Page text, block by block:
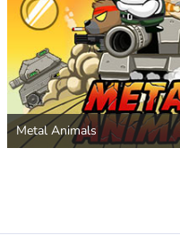
Metal Animals